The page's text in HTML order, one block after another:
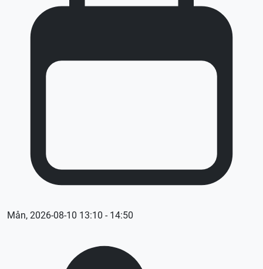
Mån, 2026-08-10 13:10 - 14:50